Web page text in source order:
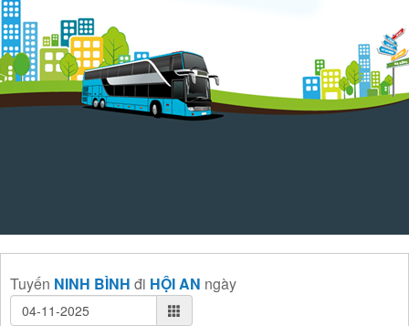
Tuyến NINH BÌNH đi HỘI AN ngày